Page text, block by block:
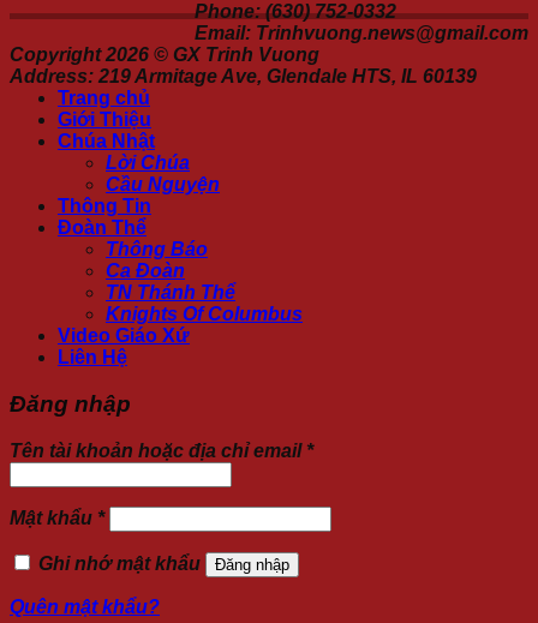
Phone: (630) 752-0332
Email: Trinhvuong.news@gmail.com
Copyright 2026 © GX Trinh Vuong
Address: 219 Armitage Ave, Glendale HTS, IL 60139
Trang chủ
Giới Thiệu
Chúa Nhật
Lời Chúa
Cầu Nguyện
Thông Tin
Đoàn Thể
Thông Báo
Ca Đoàn
TN Thánh Thể
Knights Of Columbus
Video Giáo Xứ
Liên Hệ
Đăng nhập
Tên tài khoản hoặc địa chỉ email *
Mật khẩu *
Ghi nhớ mật khẩu Đăng nhập
Quên mật khẩu?